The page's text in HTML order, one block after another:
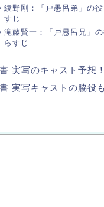
綾野剛：「戸愚呂弟」の
すじ
滝藤賢一：「戸愚呂兄」
らすじ
実写のキャスト予想！
実写キャストの脇役